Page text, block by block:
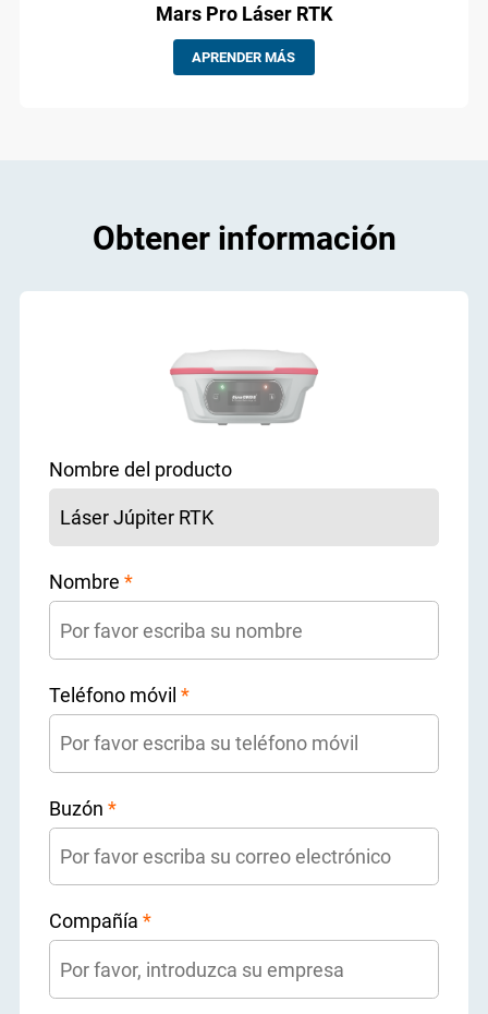
Mars Pro Láser RTK
APRENDER MÁS
Obtener información
Nombre del producto
Nombre *
Teléfono móvil *
Buzón *
Compañía *